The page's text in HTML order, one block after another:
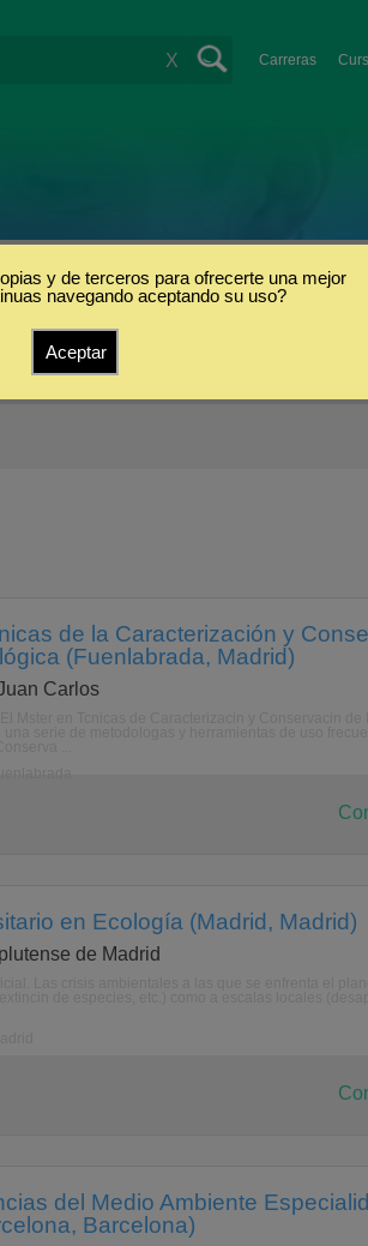
Carreras
X
de la Caracterización y
(Fuenlabrada, Madrid)
Carlos
en Ecología (Madrid, Madrid)
de Madrid
del Medio Ambiente
Barcelona)
y de terceros para ofrecerte una mejor
navegando aceptando su uso?
Aceptar